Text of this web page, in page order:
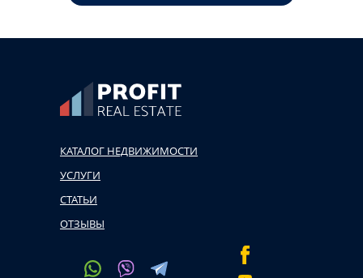
КАТАЛОГ НЕДВИЖИМОСТИ
УСЛУГИ
СТАТЬИ
ОТЗЫВЫ